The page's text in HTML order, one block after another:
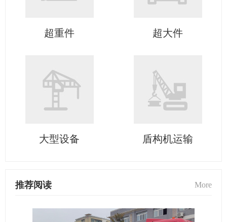
超重件 超大件
大型设备 盾构机运输
推荐阅读 More